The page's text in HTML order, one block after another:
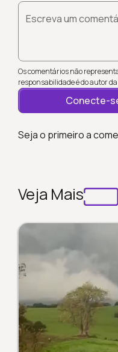
Escreva um
Os comentários não
responsabilidade é do autor
Conecte-
Seja o primeiro a
Veja Mais